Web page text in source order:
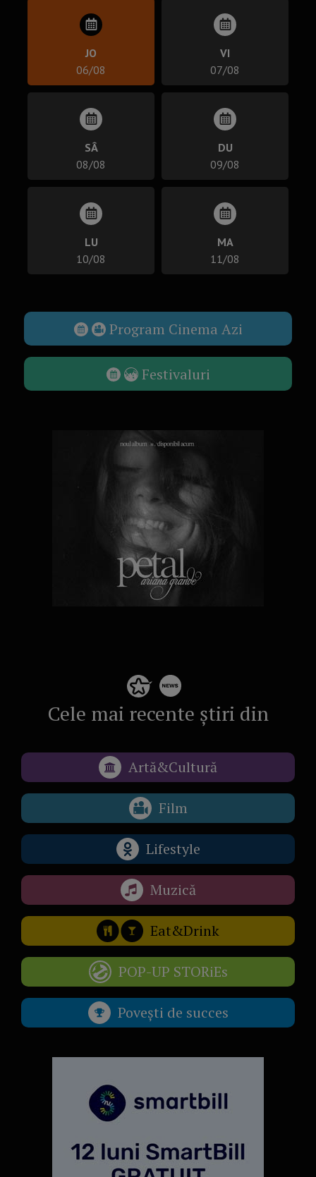
JO
06/08
VI
07/08
SÂ
08/08
DU
09/08
LU
10/08
MA
11/08
Program Cinema Azi
Festivaluri
Cele mai recente știri din
Artă&Cultură
Film
Lifestyle
Muzică
Eat&Drink
POP-UP STORiEs
Povești de succes